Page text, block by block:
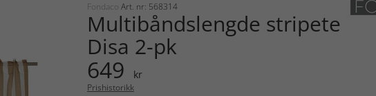
Fondaco Art. nr: 568314
Multibåndslengde stripete
Disa 2-pk
649 kr
Prishistorikk